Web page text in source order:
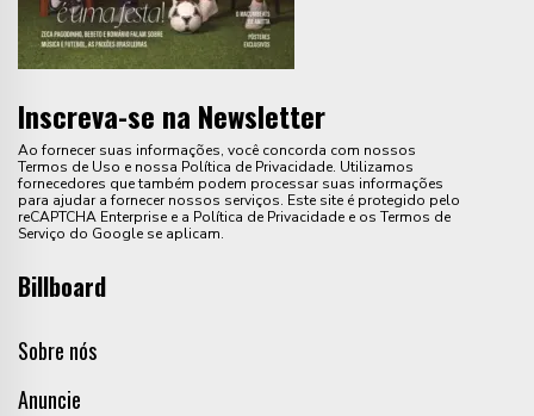
Inscreva-se na Newsletter
Ao fornecer suas informações, você concorda com nossos
Termos de Uso e nossa Política de Privacidade. Utilizamos
fornecedores que também podem processar suas informações
para ajudar a fornecer nossos serviços. Este site é protegido pelo
reCAPTCHA Enterprise e a Política de Privacidade e os Termos de
Serviço do Google se aplicam.
Billboard
Sobre nós
Anuncie